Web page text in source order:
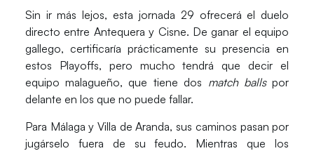
Sin ir más lejos, esta jornada 29 ofrecerá el duelo
directo entre Antequera y Cisne. De ganar el equipo
gallego, certificaría prácticamente su presencia en
estos Playoffs, pero mucho tendrá que decir el
equipo malagueño, que tiene dos match ballspor
delante en los que no puede fallar.
Para Málaga y Villa de Aranda, sus caminos pasan por
jugárselo fuera de su feudo. Mientras que los